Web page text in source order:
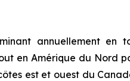
annuellement
en Amérique du Nord
est et ouest du